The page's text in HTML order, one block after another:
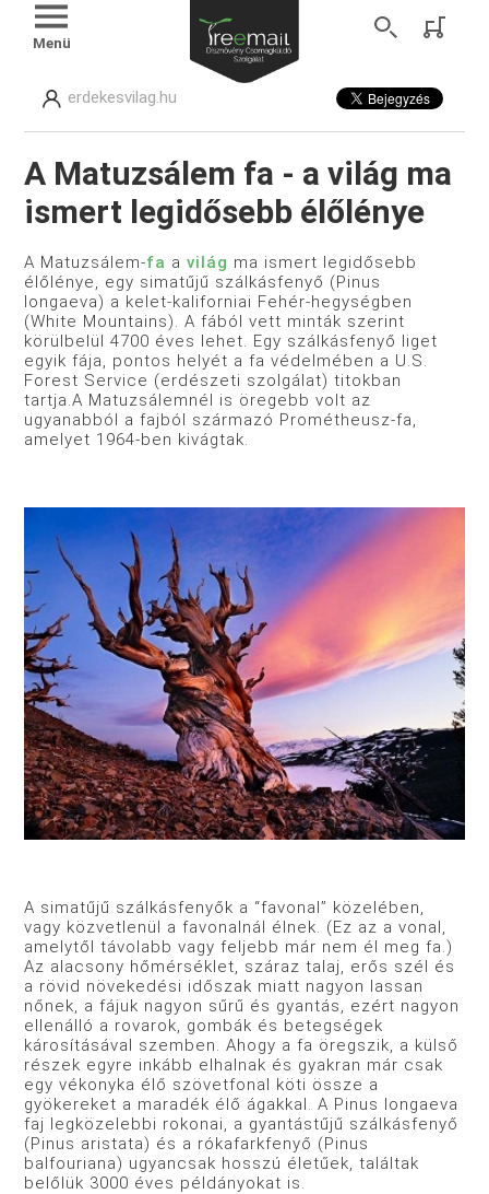
Menü
erdekesvilag.hu
A Matuzsálem fa - a világ ma
ismert legidősebb élőlénye
A Matuzsálem-fa avilág ma ismert legidősebb
élőlénye, egy simatűjű szálkásfenyő (Pinus
longaeva) a kelet-kaliforniai Fehér-hegységben
(White Mountains). A fából vett minták szerint
körülbelül 4700 éves lehet. Egy szálkásfenyő liget
egyik fája, pontos helyét a fa védelmében a U.S.
Forest Service (erdészeti szolgálat) titokban
tartja.A Matuzsálemnél is öregebb volt az
ugyanabból a fajból származó Prométheusz-fa,
amelyet 1964-ben kivágtak.
A simatűjű szálkásfenyők a “favonal” közelében,
vagy közvetlenül a favonalnál élnek. (Ez az a vonal,
amelytől távolabb vagy feljebb már nem él meg fa.)
Az alacsony hőmérséklet, száraz talaj, erős szél és
a rövid növekedési időszak miatt nagyon lassan
nőnek, a fájuk nagyon sűrű és gyantás, ezért nagyon
ellenálló a rovarok, gombák és betegségek
károsításával szemben. Ahogy a fa öregszik, a külső
részek egyre inkább elhalnak és gyakran már csak
egy vékonyka élő szövetfonal köti össze a
gyökereket a maradék élő ágakkal. A Pinus longaeva
faj legközelebbi rokonai, a gyantástűjű szálkásfenyő
(Pinus aristata) és a rókafarkfenyő (Pinus
balfouriana) ugyancsak hosszú életűek, találtak
belőlük 3000 éves példányokat is.